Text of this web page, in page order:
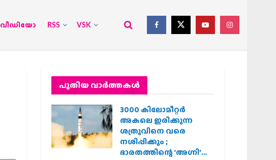
വീഡിയോ RSS VSK
പുതിയ വാര്‍ത്തകള്‍
3000 കിലോമീറ്റർ
അകലെ ഇരിക്കുന്ന
ശത്രുവിനെ വരെ
നശിപ്പിക്കും ;
ഭാരതത്തിന്റെ ‘അഗ്നി’